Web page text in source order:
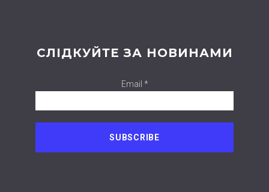
СЛІДКУЙТЕ ЗА НОВИНАМИ
Email *